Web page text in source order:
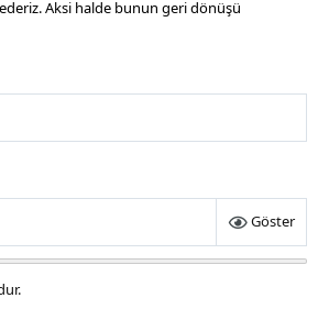
Aksi halde bunun geri dönüşü
Göster